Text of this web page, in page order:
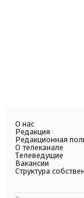
О нас
Редакция
Редакционная
О телеканале
Телеведущие
Вакансии
Структура